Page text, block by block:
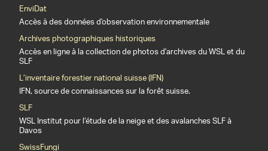
EnviDat
Accès à des données d'observation environnementale
Archives photographiques historiques
Accès en ligne à la collection de photos d'archives du WSL et du
SLF
L’inventaire forestier national suisse (IFN)
IFN, source de connaissances sur la forêt suisse.
SLF
WSL Institut pour l’étude de la neige et des avalanches SLF à
Davos